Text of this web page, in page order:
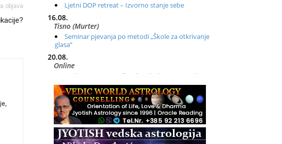
objava Ljetni DOP retreat – Izvorno stanje sebe
16.08.
Tisno (Murter)
Seminar pjevanja po metodi „Škole za otkrivanje
glasa“
20.08.
Online
Radionica: Pomagači iz drugih dimenzija Online –
otvoreno za sve
21.08.
Zagreb+Online
Osnovni ThetaHealing® tečaj, Zagreb i Online
22.08.
Zagreb